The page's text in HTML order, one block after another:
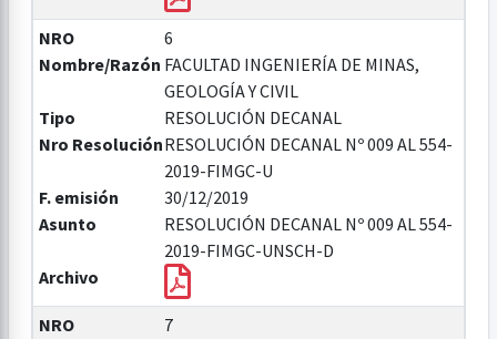
NRO
6
Nombre/Razón FACULTAD INGENIERÍA DE MINAS,
GEOLOGÍA Y CIVIL
Tipo
RESOLUCIÓN DECANAL
Nro ResoluciónRESOLUCIÓN DECANAL Nº 009 AL 554-
2019-FIMGC-U
F. emisión
30/12/2019
Asunto
RESOLUCIÓN DECANAL Nº 009 AL 554-
2019-FIMGC-UNSCH-D
Archivo
NRO
7